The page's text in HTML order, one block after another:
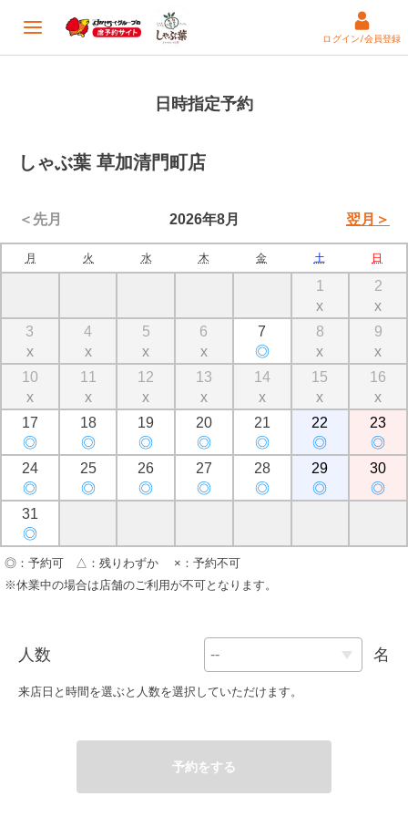
ログイン/会員登録
日時指定予約
しゃぶ葉 草加清門町店
＜先月 2026年8月 翌月＞
月 火 水 木 金 土 日
1
x
2
x
3
x
4
x
5
x
6
x
7
◎
8
x
9
x
10
x
11
x
12
x
13
x
14
x
15
x
16
x
17
◎
18
◎
19
◎
20
◎
21
◎
22
◎
23
◎
24
◎
25
◎
26
◎
27
◎
28
◎
29
◎
30
◎
31
◎
◎：予約可 △：残りわずか ×：予約不可
※休業中の場合は店舗のご利用が不可となります。
人数 名
来店日と時間を選ぶと人数を選択していただけます。
予約をする